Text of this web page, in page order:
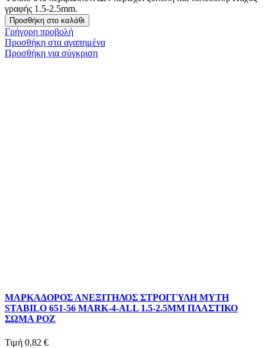
γραφής 1.5-2.5mm.
Προσθήκη στο καλάθι
Γρήγορη προβολή
Προσθήκη στα αγαπημένα
Προσθήκη για σύγκριση
ΜΑΡΚΑΔΟΡΟΣ ΑΝΕΞΙΤΗΛΟΣ ΣΤΡΟΓΓΥΛΗ ΜΥΤΗ
STABILO 651-56 MARK-4-ALL 1.5-2.5ΜΜ ΠΛΑΣΤΙΚΟ
ΣΩΜΑ ΡΟΖ
Τιμή 0,82 €